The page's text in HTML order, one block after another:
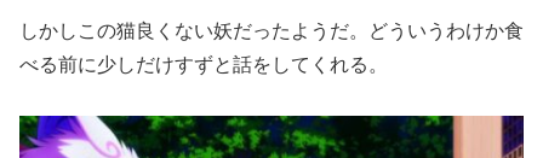
しかしこの猫良くない妖だったようだ。どういうわけか食
べる前に少しだけすずと話をしてくれる。